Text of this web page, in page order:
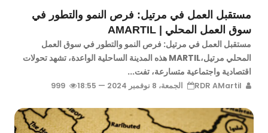
مستقبل العمل في مرتيل: فرص النمو والتطور في
سوق العمل المحلي | AMARTIL
مستقبل العمل في مرتيل: فرص النمو والتطور في سوق العمل
المحلي مرتيل،MARTIL هذه المدينة الساحلية الواعدة، تشهد تحولات
اقتصادية واجتماعية متسارعة، تفت...
الجمعة، 8 نوفمبر 2024 — 18:55